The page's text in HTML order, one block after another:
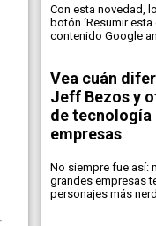
Con esta novedad,
botón ‘Resumir
contenido Google
Vea cuán
Jeff Bezos y
de tecnología
empresas
No siempre fue así:
grandes empresas
personajes más